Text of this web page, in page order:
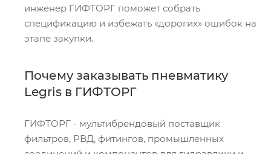
инженер ГИФТОРГ поможет собрать
спецификацию и избежать «дорогих» ошибок на
этапе закупки.
Почему заказывать пневматику
Legris в ГИФТОРГ
ГИФТОРГ - мультибрендовый поставщик
фильтров, РВД, фитингов, промышленных